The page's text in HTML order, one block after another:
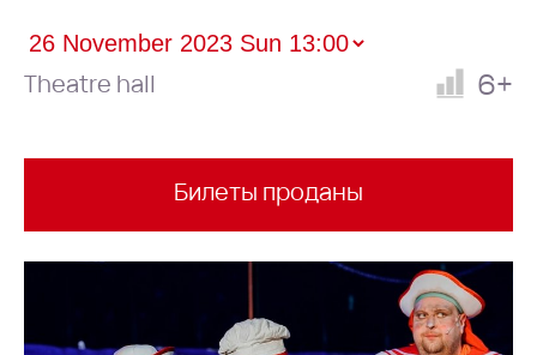
Theatre hall 6+
Билеты проданы